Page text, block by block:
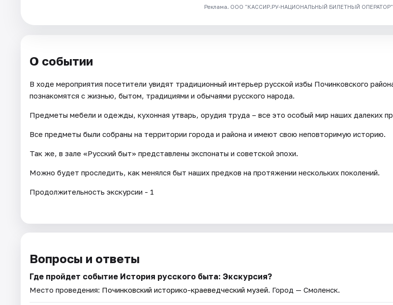
Реклама. ООО "КАССИР.РУ-НАЦИОНАЛЬНЫЙ БИЛЕТНЫЙ ОПЕРАТОР",
О событии
В ходе мероприятия посетители увидят традиционный интерьер русской избы Починковского
познакомятся с жизнью, бытом, традициями и обычаями русского народа.
Предметы мебели и одежды, кухонная утварь, орудия труда – все это особый мир наших далеких
Все предметы были собраны на территории города и района и имеют свою неповторимую историю.
Так же, в зале «Русский быт» представлены экспонаты и советской эпохи.
Можно будет проследить, как менялся быт наших предков на протяжении нескольких поколений.
Продолжительность экскурсии - 1
Вопросы и ответы
Где пройдет событие История русского быта: Экскурсия?
Место проведения: Починковский историко-краеведческий музей. Город — Смоленск.